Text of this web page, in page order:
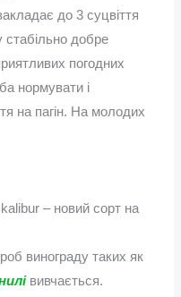
до 3 суцвіття
стабільно добре
погодних
нормувати і
на пагін. На молодих
– новий сорт на
винограду таких як
вивчається.